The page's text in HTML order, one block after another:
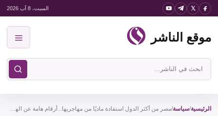
انتقل
المحتوى
السبت، 8 آب 2026
موقع الناشر
ابحث
في
الناشر
الرئيسية/سياسة/ مصر من أكثر الدول استفادة ماديًا من مهاجريها.. أرقام هامة عن الهجرة في العالم